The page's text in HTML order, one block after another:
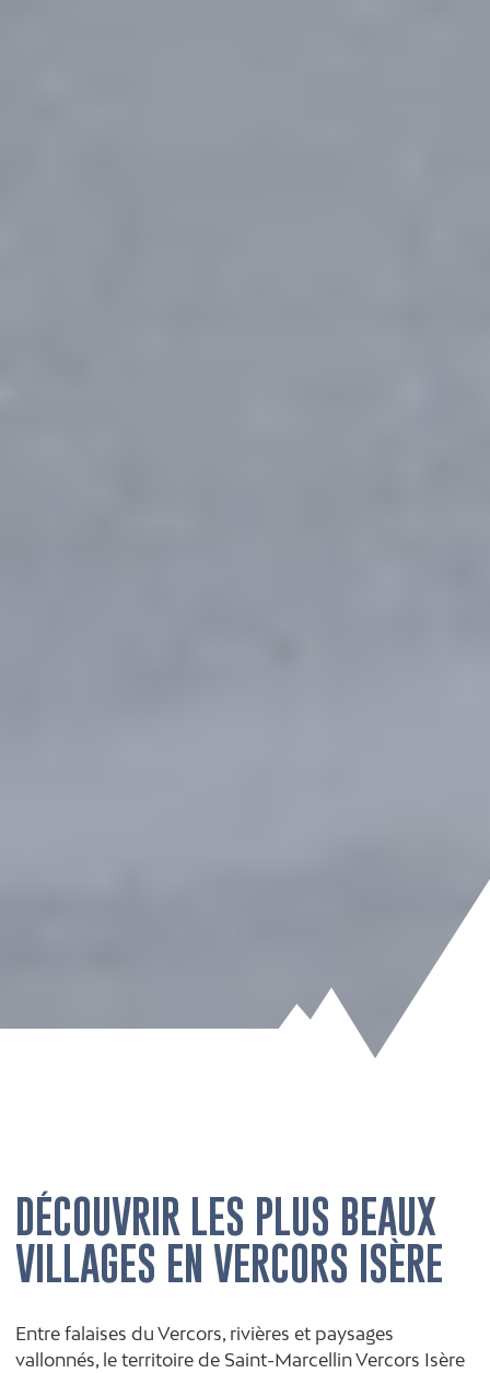
DÉCOUVRIR LES PLUS BEAUX
VILLAGES EN VERCORS ISÈRE
Entre falaises du Vercors, rivières et paysages
vallonnés, le territoire de Saint-Marcellin Vercors Isère